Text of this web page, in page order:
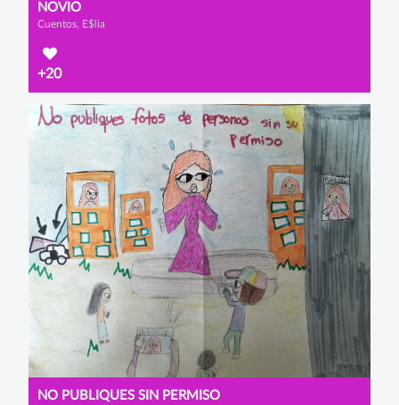
NOVIO
Cuentos, E$lia
+20
NO PUBLIQUES SIN PERMISO